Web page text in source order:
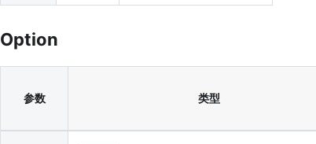
Option
参数 类型